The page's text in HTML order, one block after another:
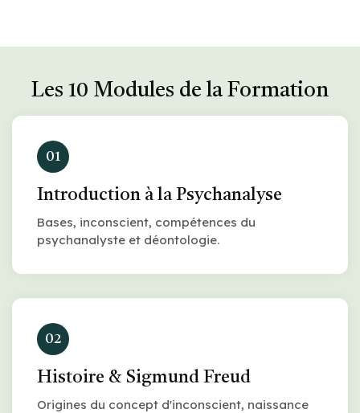
Les 10 Modules de la Formation
01
Introduction à la Psychanalyse
Bases, inconscient, compétences du
psychanalyste et déontologie.
02
Histoire & Sigmund Freud
Origines du concept d'inconscient, naissance